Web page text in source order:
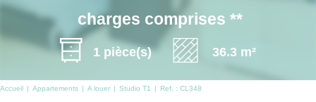
charges comprises **
1 pièce(s) 36.3 m²
Accueil Appartements A louer Studio T1 Ref. : CL348